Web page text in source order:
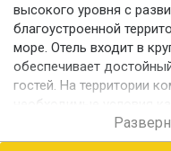
высокого уровня с
благоустроенной
море. Отель входит в
обеспечивает
гостей. На территории
необходимые условия
проведения различных
крупный центр фитнеса